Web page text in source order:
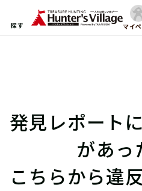
探す マイ
発見レポート
があっ
こちらから違